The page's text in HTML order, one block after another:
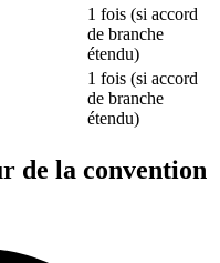
1 fois (si accord
de branche
étendu)
1 fois (si accord
de branche
étendu)
de la convention